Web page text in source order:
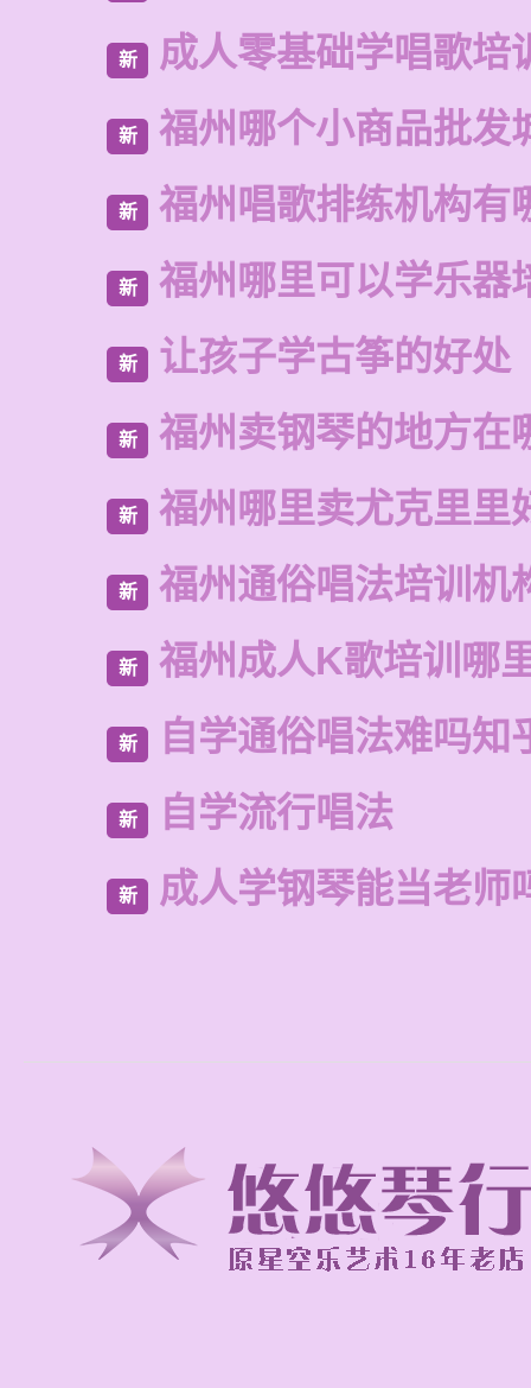
新 成人零基础学唱歌培
新 福州哪个小商品批发
新 福州唱歌排练机构有
新 福州哪里可以学乐器
新 让孩子学古筝的好处
新 福州卖钢琴的地方在
新 福州哪里卖尤克里里
新 福州通俗唱法培训机
新 福州成人K歌培训哪
新 自学通俗唱法难吗知
新 自学流行唱法
新 成人学钢琴能当老师